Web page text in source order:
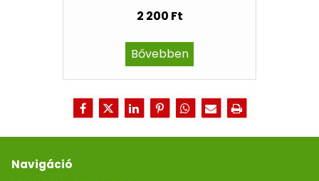
2 200 Ft
Bővebben
Navigáció